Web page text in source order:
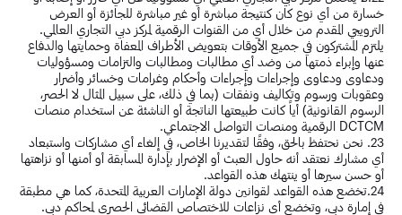
خسارة من أي نوع كان كنتيجة مباشرة أو غير مباشرة للجائزة أو العرض
الترويجي المقدم من خلال أي من القنوات الرقمية لمركز دبي التجاري العالمي.
يلتزم المشتركون في جميع الأوقات بتعويض الأطراف المعفاة وحمايتها والدفاع
عنها وإبراء ذمتها من وضد أي مطالبات ومطالبات والتزامات ومسؤوليات
ودعاوى ودعاوى وإجراءات وإجراءات وأحكام وغرامات وخسائر وأضرار
وعقوبات ورسوم وتكاليف ونفقات (بما في ذلك، على سبيل المثال لا الحصر،
الرسوم القانونية) أياً كانت طبيعتها الناتجة أو الناشئة عن استخدام منصات
DCTCM الرقمية ومنصات التواصل الاجتماعي.
23. نحن نحتفظ بالحق، وفقًا لتقديرنا الخاص، في إلغاء أي مشاركات واستبعاد
أي مشارك نعتقد أنه حاول العبث أو الإضرار بإدارة المسابقة أو أمنها أو نزاهتها
أو حسن سيرها أو ينتهك هذه القواعد.
24.تخضع هذه القواعد لقوانين دولة الإمارات العربية المتحدة، كما هي مطبقة
في إمارة دبي، وتخضع أي نزاعات للاختصاص القضائي الحصري لمحاكم دبي.